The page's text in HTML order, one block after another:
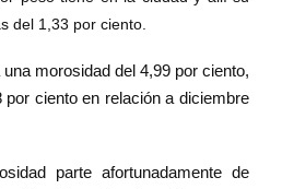
del 1,33 por ciento.
morosidad del 4,99 por ciento,
ciento en relación a diciembre
parte afortunadamente de